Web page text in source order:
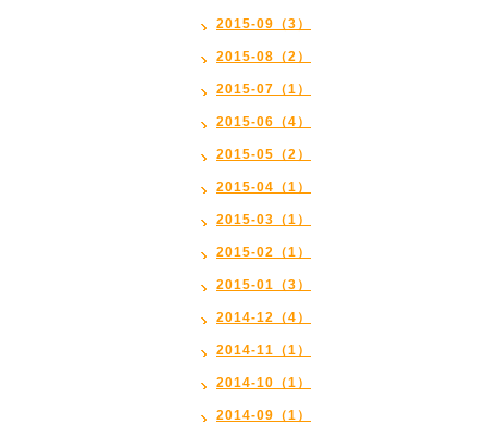
2015-09（3）
2015-08（2）
2015-07（1）
2015-06（4）
2015-05（2）
2015-04（1）
2015-03（1）
2015-02（1）
2015-01（3）
2014-12（4）
2014-11（1）
2014-10（1）
2014-09（1）